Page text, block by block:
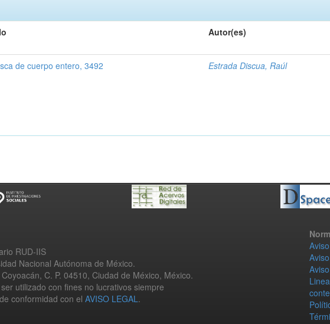
Autor(es)
de cuerpo entero, 3492 Estrada Discua, Raúl
RUD-IIS
Nacional Autónoma de México.
C. P. 04510, Ciudad de México, México.
utilizado con fines no lucrativos siempre
conformidad con el AVISO LEGAL.